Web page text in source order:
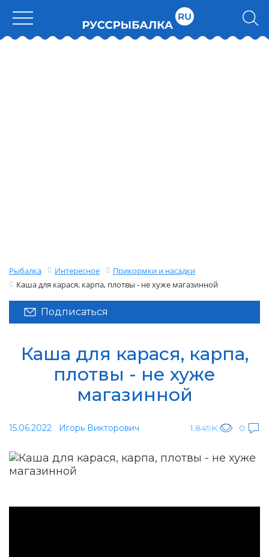
Рыбалка Интересное
Прикормки и насадки
Каша для карася, карпа, плотвы - не хуже магазинной
Подписаться
Каша для карася, карпа,
плотвы - не хуже
магазинной
15.06.2022 Игорь Викторович 1.849K 0